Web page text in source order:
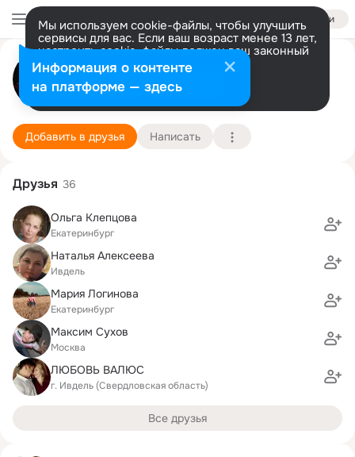
Войти
Мы используем cookie-файлы, чтобы улучшить
сервисы для вас. Если ваш возраст менее 13 лет,
настроить cookie-файлы должен ваш законный
представитель. Больше информации
Разрешить все Настроить
Влад Козич
Ивдель 8 марта (38 лет)
Подробнее
Добавить в друзья Написать
Друзья 36
Ольга Клепцова
Екатеринбург
Наталья Алексеева
Ивдель
Мария Логинова
Екатеринбург
Максим Сухов
Москва
ЛЮБОВЬ ВАЛЮС
г. Ивдель (Свердловская область)
Все друзья
Информация о контенте
на платформе — здесь